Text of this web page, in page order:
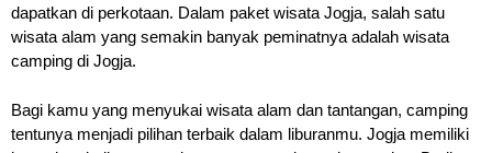
dapatkan di perkotaan. Dalam paket wisata Jogja, salah satu
wisata alam yang semakin banyak peminatnya adalah wisata
camping di Jogja.
Bagi kamu yang menyukai wisata alam dan tantangan, camping
tentunya menjadi pilihan terbaik dalam liburanmu. Jogja memiliki